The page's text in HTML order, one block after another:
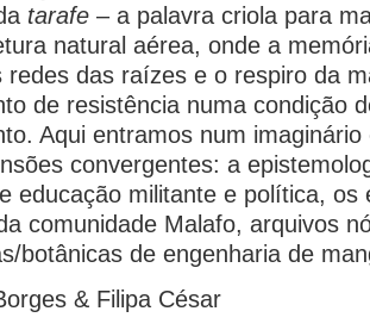
tarafe – a palavra criola para
natural aérea, onde a
redes das raízes e o respiro da
de resistência numa condição
Aqui entramos num
convergentes: a
educação militante e política, os
comunidade Malafo, arquivos
botânicas de engenharia de
& Filipa César